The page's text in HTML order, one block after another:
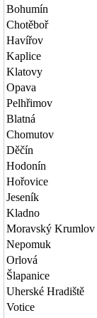
Bohumín
Chotěboř
Havířov
Kaplice
Klatovy
Opava
Pelhřimov
Blatná
Chomutov
Děčín
Hodonín
Hořovice
Jeseník
Kladno
Moravský Krumlov
Nepomuk
Orlová
Šlapanice
Uherské Hradiště
Votice